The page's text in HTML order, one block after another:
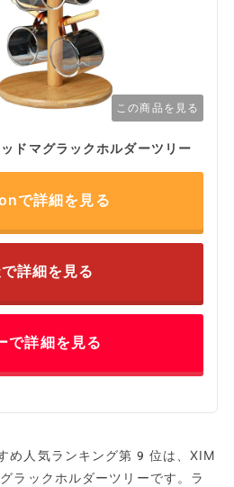
この商品を見る
マグラックホルダーツリー
で詳細を見る
詳細を見る
で詳細を見る
め人気ランキング第9位は、XIM
ックホルダーツリーです。ラ